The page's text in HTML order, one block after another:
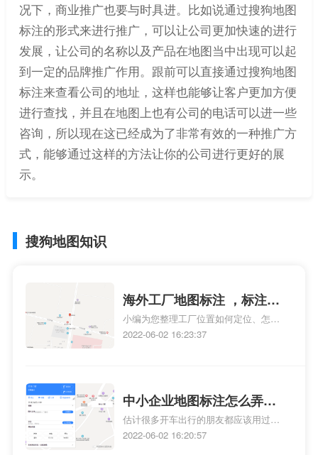
况下，商业推广也要与时具进。比如说通过搜狗地图
标注的形式来进行推广，可以让公司更加快速的进行
发展，让公司的名称以及产品在地图当中出现可以起
到一定的品牌推广作用。跟前可以直接通过搜狗地图
标注来查看公司的地址，这样也能够让客户更加方便
进行查找，并且在地图上也有公司的电话可以进一些
咨询，所以现在这已经成为了非常有效的一种推广方
式，能够通过这样的方法让你的公司进行更好的展
示。
搜狗地图知识
海外工厂地图标注 ，标注工
厂
小编为您整理工厂位置如何定位、怎么
把工厂做到地图里、地理位置定位，如
上相关地图标注知识，详情可查看下方
正文！
2022-06-02 16:23:37
中小企业地图标注怎么弄？
企业公司地图标注方法有哪
些呢？
估计很多开车出行的朋友都应该用过地
图、地图或地图，在搜索框搜索商家名
2022-06-02 16:20:57